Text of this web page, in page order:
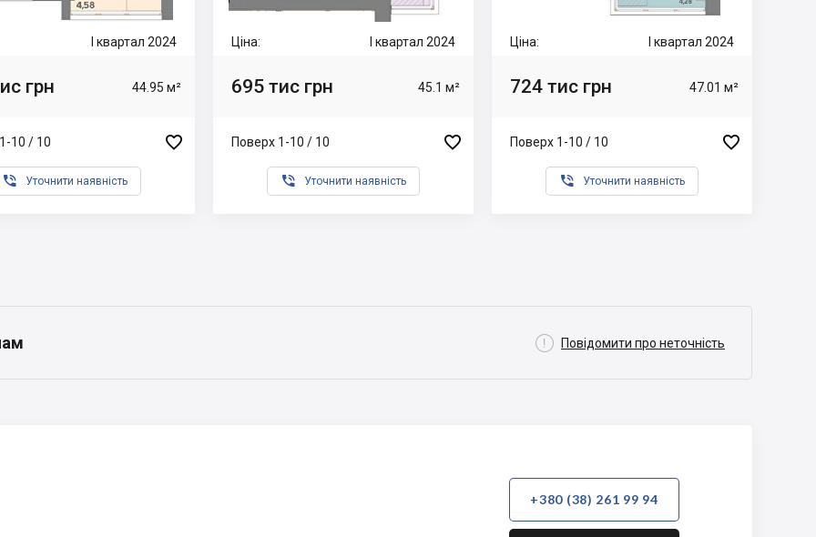
I квартал 2024
грн 44.95 м²
10 / 10 
 Уточнити наявність
Ціна: I квартал 2024
695 тис грн 45.1 м²
Поверх 1-10 / 10 
 Уточнити наявність
Ціна: I квартал 2024
724 тис грн 47.01 м²
Поверх 1-10 / 10 
 Уточнити наявність
 Повідомити про неточність
+380 (38) 261 99 94